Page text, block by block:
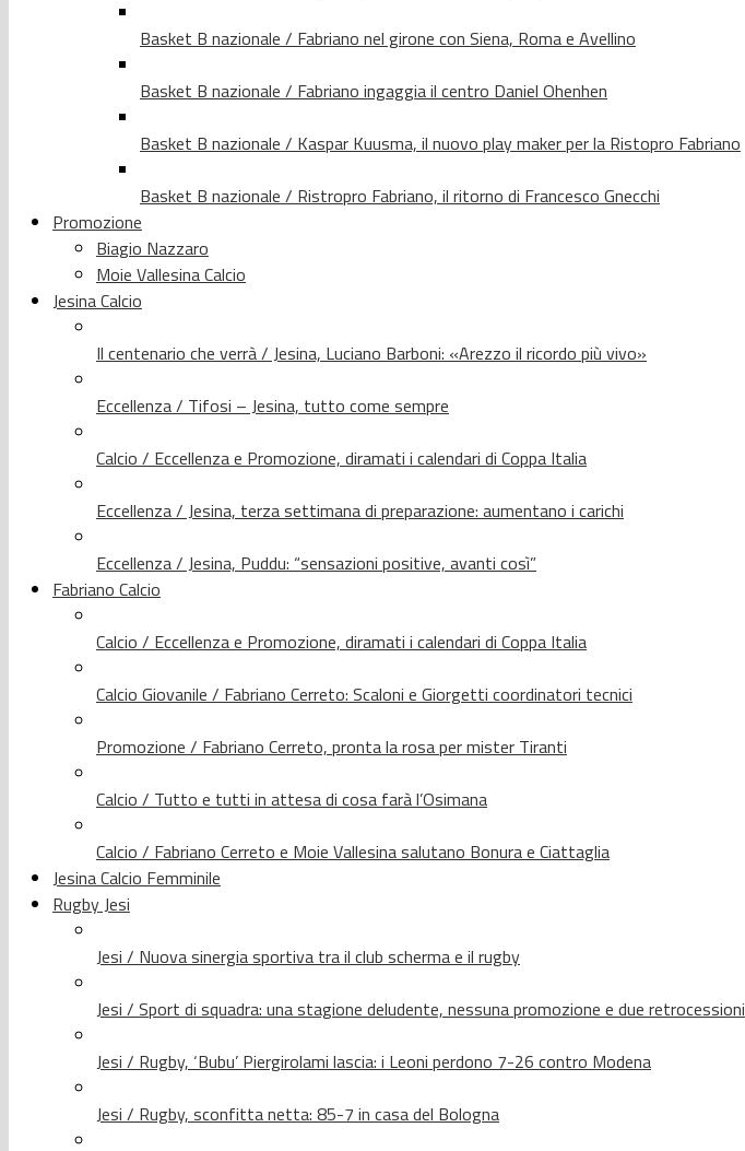
Basket B nazionale / Fabriano nel girone con Siena, Roma e Avellino
Basket B nazionale / Fabriano ingaggia il centro Daniel Ohenhen
Basket B nazionale / Kaspar Kuusma, il nuovo play maker per la Ristopro Fabriano
Basket B nazionale / Ristropro Fabriano, il ritorno di Francesco Gnecchi
Promozione
Biagio Nazzaro
Moie Vallesina Calcio
Jesina Calcio
Il centenario che verrà / Jesina, Luciano Barboni: «Arezzo il ricordo più vivo»
Eccellenza / Tifosi – Jesina, tutto come sempre
Calcio / Eccellenza e Promozione, diramati i calendari di Coppa Italia
Eccellenza / Jesina, terza settimana di preparazione: aumentano i carichi
Eccellenza / Jesina, Puddu: “sensazioni positive, avanti così”
Fabriano Calcio
Calcio / Eccellenza e Promozione, diramati i calendari di Coppa Italia
Calcio Giovanile / Fabriano Cerreto: Scaloni e Giorgetti coordinatori tecnici
Promozione / Fabriano Cerreto, pronta la rosa per mister Tiranti
Calcio / Tutto e tutti in attesa di cosa farà l’Osimana
Calcio / Fabriano Cerreto e Moie Vallesina salutano Bonura e Ciattaglia
Jesina Calcio Femminile
Rugby Jesi
Jesi / Nuova sinergia sportiva tra il club scherma e il rugby
Jesi / Sport di squadra: una stagione deludente, nessuna promozione e due retrocessioni
Jesi / Rugby, ‘Bubu’ Piergirolami lascia: i Leoni perdono 7-26 contro Modena
Jesi / Rugby, sconfitta netta: 85-7 in casa del Bologna